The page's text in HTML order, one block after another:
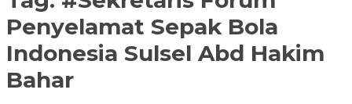
Penyelamat Sepak Bola
Indonesia Sulsel Abd Hakim
Bahar